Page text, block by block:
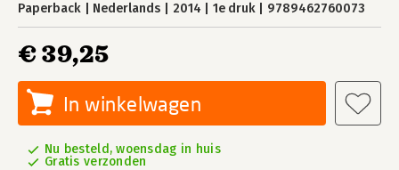
Paperback Nederlands 2014 1e druk 9789462760073
€ 39,25
In winkelwagen
Nu besteld, woensdag in huis
Gratis verzonden